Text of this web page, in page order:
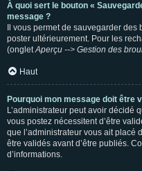
À quoi sert le bouton «
message ?
Il vous permet de sauvegarder
poster ultérieurement. Pour les
(ongletAperçu --> Gestion des
Haut
Pourquoi mon message doit être
L’administrateur peut avoir décidé
vous postez nécessitent d’être
que l’administrateur vous ait placé
être validés avant d’être publiés.
d’informations.